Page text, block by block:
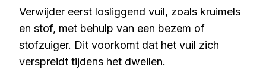
Verwijder eerst losliggend vuil, zoals kruimels
en stof, met behulp van een bezem of
stofzuiger. Dit voorkomt dat het vuil zich
verspreidt tijdens het dweilen.